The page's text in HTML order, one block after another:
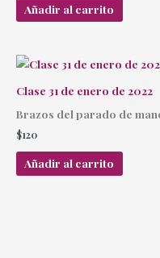
Añadir al carrito
Clase 31 de enero de 2022
Brazos del parado de
$120
Añadir al carrito